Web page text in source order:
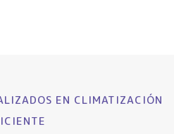
EN CLIMATIZACIÓN